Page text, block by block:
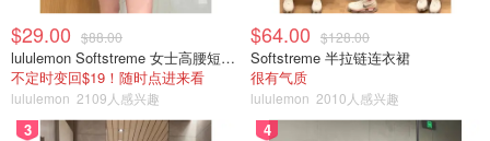
$29.00 $88.00
lululemon Softstreme 女士高腰短裤 10cm
不定时变回$19！随时点进来看
lululemon 2109人感兴趣
$64.00 $128.00
Softstreme 半拉链连衣裙
很有气质
lululemon 2010人感兴趣
3 4